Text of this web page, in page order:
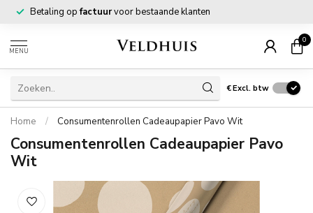
Betaling opfactuurvoor bestaande klanten
MENU
0
€Excl. btw
Home / Consumentenrollen Cadeaupapier Pavo Wit
Consumentenrollen Cadeaupapier Pavo
Wit